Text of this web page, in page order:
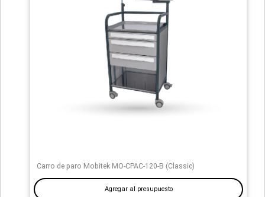
Carro de paro Mobitek MO-CPAC-120-B (Classic)
Agregar al presupuesto